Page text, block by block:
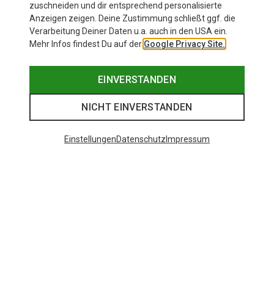
zuschneiden und dir entsprechend personalisierte
Anzeigen zeigen. Deine Zustimmung schließt ggf. die
Verarbeitung Deiner Daten u.a. auch in den USA ein.
Mehr Infos findest Du auf der Google Privacy Site.
EINVERSTANDEN
NICHT EINVERSTANDEN
EinstellungenDatenschutz Impressum